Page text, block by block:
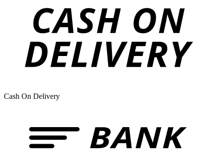
Cash On Delivery